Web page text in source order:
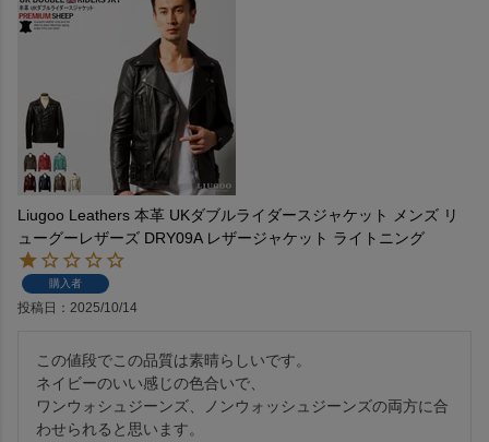
Liugoo Leathers 本革 UKダブルライダースジャケット メンズ リ
ューグーレザーズ DRY09A レザージャケット ライトニング
購入者
投稿日 2025/10/14
この値段でこの品質は素晴らしいです。
ネイビーのいい感じの色合いで、
ワンウォシュジーンズ、ノンウォッシュジーンズの両方に合
わせられると思います。